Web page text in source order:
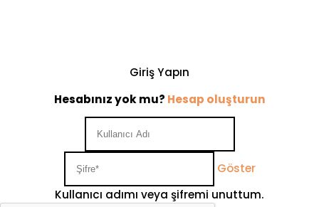
Giriş Yapın
Hesabınız yok mu? Hesap oluşturun
Göster
Kullanıcı adımı veya şifremi unuttum.